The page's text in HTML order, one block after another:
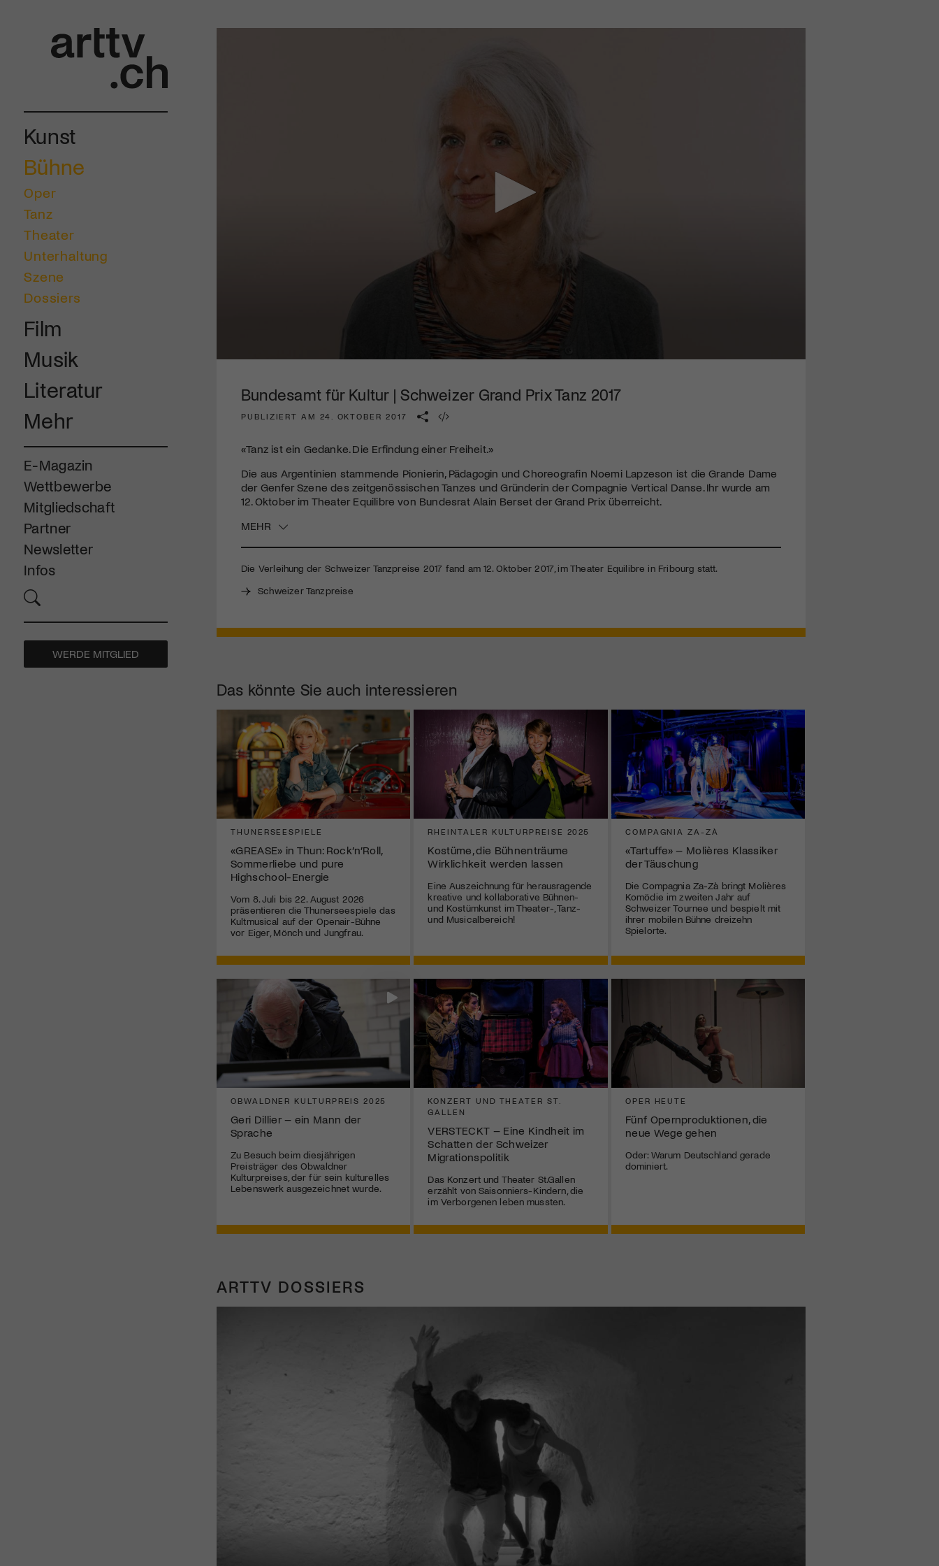
Kunst
Bühne
Oper
Tanz
Theater
Unterhaltung
Szene
Dossiers
Film
Musik
Literatur
Mehr
E-Magazin
Wettbewerbe
Mitgliedschaft
Partner
Newsletter
Infos
WERDE MITGLIED
Bundesamt für Kultur | Schweizer Grand Prix Tanz 2017
PUBLIZIERT AM 24. OKTOBER 2017
«Tanz ist ein Gedanke. Die Erfindung einer Freiheit.»
Die aus Argentinien stammende Pionierin, Pädagogin und Choreografin Noemi Lapzeson ist die Grande Dame
der Genfer Szene des zeitgenössischen Tanzes und Gründerin der Compagnie Vertical Danse. Ihr wurde am
12. Oktober im Theater Equilibre von Bundesrat Alain Berset der Grand Prix überreicht.
MEHR
Die Verleihung der Schweizer Tanzpreise 2017 fand am 12. Oktober 2017, im Theater Equilibre in Fribourg statt.
Schweizer Tanzpreise
Das könnte Sie auch interessieren
THUNERSEESPIELE
«GREASE» in Thun: Rock’n’Roll,
Sommerliebe und pure
Highschool-Energie
Vom 8. Juli bis 22. August 2026
präsentieren die Thunerseespiele das
Kultmusical auf der Openair-Bühne
vor Eiger, Mönch und Jungfrau.
RHEINTALER KULTURPREISE 2025
Kostüme, die Bühnenträume
Wirklichkeit werden lassen
Eine Auszeichnung für herausragende
kreative und kollaborative Bühnen-
und Kostümkunst im Theater-, Tanz-
und Musicalbereich!
COMPAGNIA ZA-ZÀ
«Tartuffe» – Molières Klassiker
der Täuschung
Die Compagnia Za-Zà bringt Molières
Komödie im zweiten Jahr auf
Schweizer Tournee und bespielt mit
ihrer mobilen Bühne dreizehn
Spielorte.
OBWALDNER KULTURPREIS 2025
Geri Dillier – ein Mann der
Sprache
Zu Besuch beim diesjährigen
Preisträger des Obwaldner
Kulturpreises, der für sein kulturelles
Lebenswerk ausgezeichnet wurde.
KONZERT UND THEATER ST.
GALLEN
VERSTECKT – Eine Kindheit im
Schatten der Schweizer
Migrationspolitik
Das Konzert und Theater St.Gallen
erzählt von Saisonniers-Kindern, die
im Verborgenen leben mussten.
OPER HEUTE
Fünf Opernproduktionen, die
neue Wege gehen
Oder: Warum Deutschland gerade
dominiert.
ARTTV DOSSIERS
Mach mit: «Be Part of the Art»!
Engagiere dich als Kulturliebhaber:in, Kulturschaffende(r) oder
Kulturinstitution und unterstütze unsere Arbeit.
Mit deiner Mitgliedschaft erhältst du kostenlosen Zugang zu
diversen Kulturevents.
Jetzt Mitglied werden